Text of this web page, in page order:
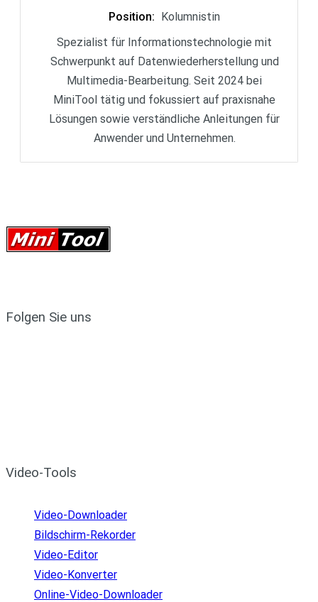
Position: Kolumnistin
Spezialist für Informationstechnologie mit
Schwerpunkt auf Datenwiederherstellung und
Multimedia-Bearbeitung. Seit 2024 bei
MiniTool tätig und fokussiert auf praxisnahe
Lösungen sowie verständliche Anleitungen für
Anwender und Unternehmen.
Folgen Sie uns
Video-Tools
Video-Downloader
Bildschirm-Rekorder
Video-Editor
Video-Konverter
Online-Video-Downloader